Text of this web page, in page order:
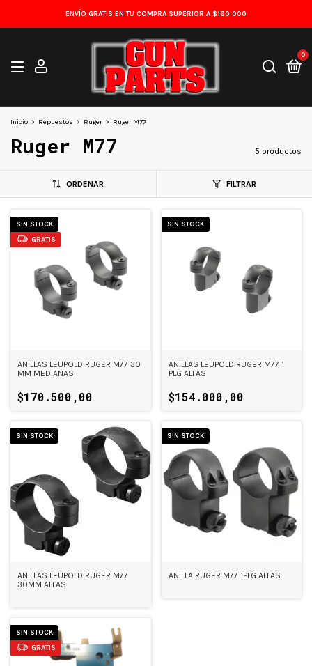
ENVÍO GRATIS EN TU COMPRA SUPERIOR A $160.000
0
Inicio > Repuestos > Ruger > Ruger M77
Ruger M77 5 productos
ORDENAR FILTRAR
SIN STOCK
GRATIS
ANILLAS LEUPOLD RUGER M77 30
MM MEDIANAS
$170.500,00
SIN STOCK
ANILLAS LEUPOLD RUGER M77 1
PLG ALTAS
$154.000,00
SIN STOCK
ANILLAS LEUPOLD RUGER M77
30MM ALTAS
SIN STOCK
ANILLA RUGER M77 1PLG ALTAS
SIN STOCK
GRATIS